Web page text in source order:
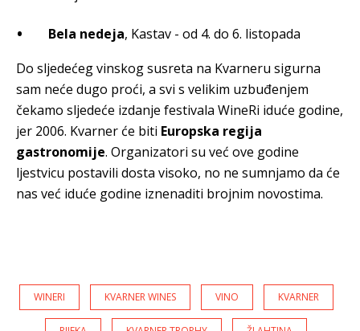
Bela nedeja, Kastav - od 4. do 6. listopada
Do sljedećeg vinskog susreta na Kvarneru sigurna
sam neće dugo proći, a svi s velikim uzbuđenjem
čekamo sljedeće izdanje festivala WineRi iduće godine,
jer 2006. Kvarner će biti Europska regija
gastronomije. Organizatori su već ove godine
ljestvicu postavili dosta visoko, no ne sumnjamo da će
nas već iduće godine iznenaditi brojnim novostima.
WINERI KVARNER WINES VINO KVARNER